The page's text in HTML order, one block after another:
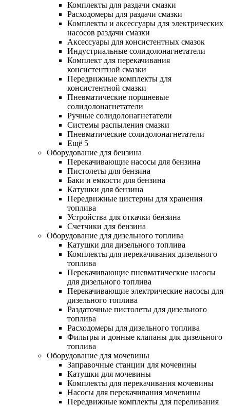
Комплекты для раздачи смазки
Расходомеры для раздачи смазки
Комплекты и аксессуары для электрических
насосов раздачи смазки
Аксессуары для консистентных смазок
Индустриальные солидолонагнетатели
Комплект для перекачивания
консистентной смазки
Передвижные комплекты для
консистентной смазки
Пневматические поршневые
солидолонагнетатели
Ручные солидолонагнетатели
Системы распыления смазки
Пневматические солидолонагнетатели
Ещё 5
Оборудование для бензина
Перекачивающие насосы для бензина
Пистолеты для бензина
Баки и емкости для бензина
Катушки для бензина
Передвижные цистерны для хранения
топлива
Устройства для откачки бензина
Счетчики для бензина
Оборудование для дизельного топлива
Катушки для дизельного топлива
Комплекты для перекачивания дизельного
топлива
Перекачивающие пневматические насосы
для дизельного топлива
Перекачивающие электрические насосы для
дизельного топлива
Раздаточные пистолеты для дизельного
топлива
Расходомеры для дизельного топлива
Фильтры и донные клапаны для дизельного
топлива
Оборудование для мочевины
Заправочные станции для мочевины
Катушки для мочевины
Комплекты для перекачивания мочевины
Насосы для перекачивания мочевины
Передвижные комплекты для переливания